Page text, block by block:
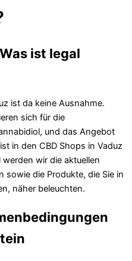
ist legal
ist da keine Ausnahme.
sich für die
und das Angebot
in den CBD Shops in Vaduz
wir die aktuellen
sowie die Produkte, die Sie in
näher beleuchten.